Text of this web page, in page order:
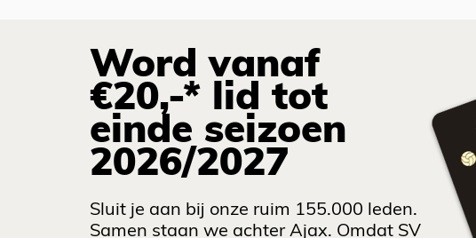
Word vanaf
€20,-* lid tot
einde seizoen
2026/2027
Sluit je aan bij onze ruim 155.000 leden.
Samen staan we achter Ajax. Omdat SV